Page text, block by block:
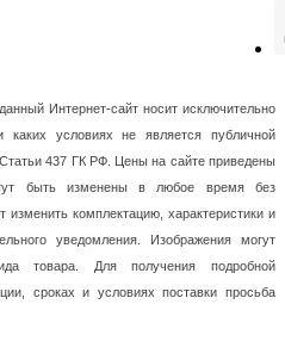
Интернет-сайт носит исключительно
условиях не является публичной
437 ГК РФ. Цены на сайте приведены
быть изменены в любое время без
комплектацию, характеристики и
уведомления. Изображения могут
товара. Для получения подробной
сроках и условиях поставки просьба